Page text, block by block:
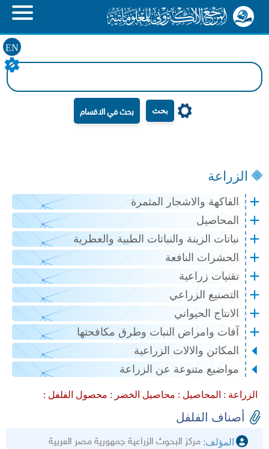
EN
بحث
الزراعة
الفاكهة والاشجار المثمرة
المحاصيل
نباتات الزينة والنباتات الطبية والعطرية
الحشرات النافعة
تقنيات زراعية
التصنيع الزراعي
الانتاج الحيواني
آفات وامراض النبات وطرق مكافحتها
المكائن والالات الزراعية
مواضيع متنوعة عن الزراعة
الزراعة : المحاصيل : محاصيل الخضر : محصول الفلفل :
أصناف الفلفل
المؤلف: مركز البحوث الزراعية جمهورية مصر العربية